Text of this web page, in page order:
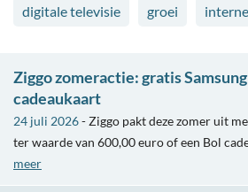
digitale televisie groei
Ziggo zomeractie: gratis
cadeaukaart
24 juli 2026- Ziggo pakt deze zomer uit
ter waarde van 600,00 euro of een Bol
meer